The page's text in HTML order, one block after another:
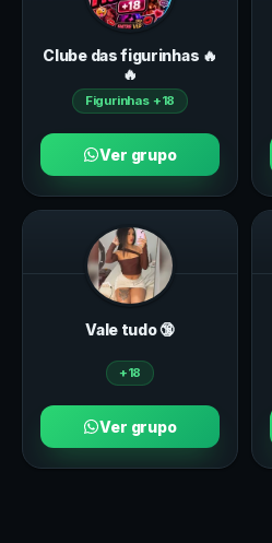
Clube das figurinhas 🔥
🔥
Figurinhas +18
Ver grupo
Vale tudo 🔞
+18
Ver grupo